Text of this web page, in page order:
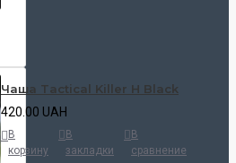
Чаша Tactical Killer H Black
420.00 UAH
В
корзину
В
закладки
В
сравнение